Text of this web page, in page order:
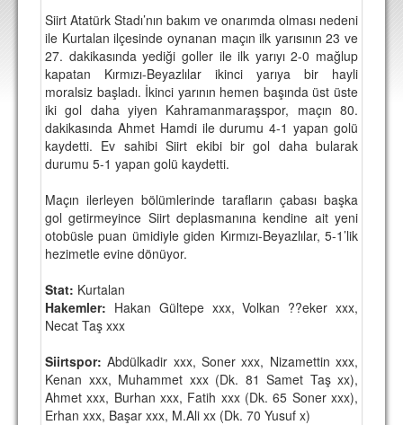
TARAFTAR
BİLETLER
DEPLASMAN
LİSANSLI ÜRÜNLER
MULTİMEDYA
FOTOĞRAF & VİDEOLAR
MARŞ & TEZAHÜRATLAR
KULÜP
AMBLEM
SPOR TESİSLERİ
YÖNETİM KURULU
PERSONEL
Siirt Atatürk Stadı’nın bakım ve onarımda olması nedeni
ile Kurtalan ilçesinde oynanan maçın ilk yarısının 23 ve
27. dakikasında yediği goller ile ilk yarıyı 2-0 mağlup
kapatan Kırmızı-Beyazlılar ikinci yarıya bir hayli
moralsiz başladı. İkinci yarının hemen başında üst üste
iki gol daha yiyen Kahramanmaraşspor, maçın 80.
dakikasında Ahmet Hamdi ile durumu 4-1 yapan golü
kaydetti. Ev sahibi Siirt ekibi bir gol daha bularak
durumu 5-1 yapan golü kaydetti.
Maçın ilerleyen bölümlerinde tarafların çabası başka
gol getirmeyince Siirt deplasmanına kendine ait yeni
otobüsle puan ümidiyle giden Kırmızı-Beyazlılar, 5-1’lik
hezimetle evine dönüyor.
Stat: Kurtalan
Hakemler: Hakan Gültepe xxx, Volkan ??eker xxx,
Necat Taş xxx
Siirtspor:Abdülkadir xxx, Soner xxx, Nizamettin xxx,
Kenan xxx, Muhammet xxx (Dk. 81 Samet Taş xx),
Ahmet xxx, Burhan xxx, Fatih xxx (Dk. 65 Soner xxx),
Erhan xxx, Başar xxx, M.Ali xx (Dk. 70 Yusuf x)